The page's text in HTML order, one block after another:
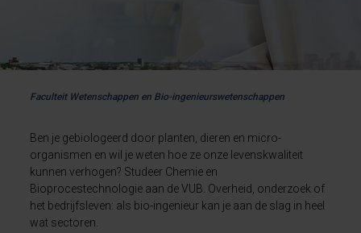
Faculteit Wetenschappen en Bio-ingenieurswetenschappen
Ben je gebiologeerd door planten, dieren en micro-
organismen en wil je weten hoe ze onze levenskwaliteit
kunnen verhogen? Studeer Chemie en
Bioprocestechnologie aan de VUB. Overheid, onderzoek of
het bedrijfsleven: als bio-ingenieur kan je aan de slag in heel
wat sectoren.